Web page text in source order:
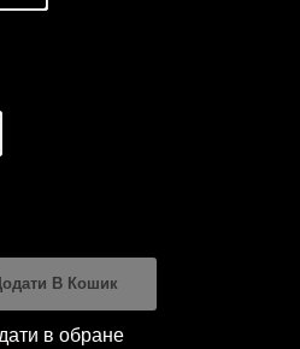
В Кошик
в обране